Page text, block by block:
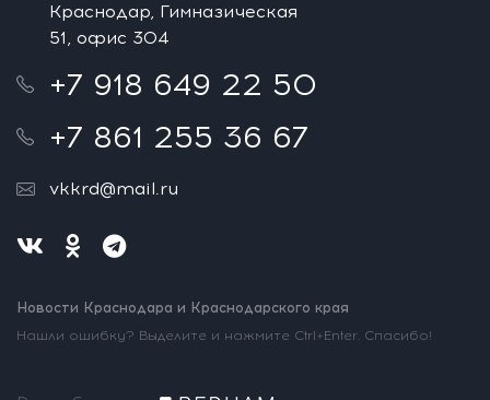
Краснодар, Гимназическая
51, офис 304
+7 918 649 22 50
+7 861 255 36 67
vkkrd@mail.ru
Новости Краснодара и Краснодарского края
Нашли ошибку? Выделите и нажмите Ctrl+Enter. Спасибо!